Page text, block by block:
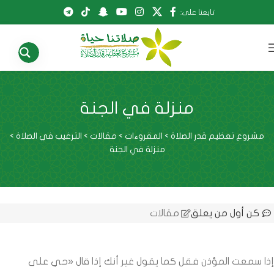
تابعنا على:
منزلة في الجنة
مشروع تعظيم قدر الصلاة > المقروءات > مقالات > الترغيب في الصلاة >
منزلة في الجنة
كن أول من يعلق مقالات
إذا سمعت المؤذن فقل كما يقول غير أنك إذا قال «حي على